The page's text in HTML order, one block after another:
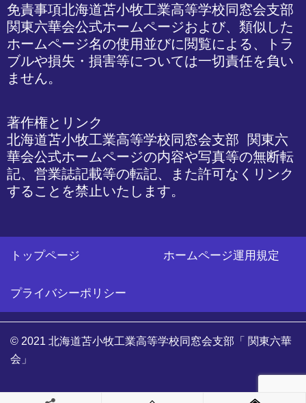
免責事項北海道苫小牧工業高等学校同窓会支部
関東六華会公式ホームページおよび、類似した
ホームページ名の使用並びに閲覧による、トラ
ブルや損失・損害等については一切責任を負い
ません。
著作権とリンク
北海道苫小牧工業高等学校同窓会支部 関東六
華会公式ホームページの内容や写真等の無断転
記、営業誌記載等の転記、また許可なくリンク
することを禁止いたします。
トップページ ホームページ運用規定
プライバシーポリシー
© 2021 北海道苫小牧工業高等学校同窓会支部「 関東六華
会」